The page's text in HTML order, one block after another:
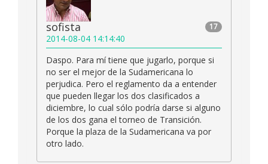
17
sofista
2014-08-04 14:14:40
Daspo. Para mí tiene que jugarlo, porque si
no ser el mejor de la Sudamericana lo
perjudica. Pero el reglamento da a entender
que pueden llegar los dos clasificados a
diciembre, lo cual sólo podría darse si alguno
de los dos gana el torneo de Transición.
Porque la plaza de la Sudamericana va por
otro lado.